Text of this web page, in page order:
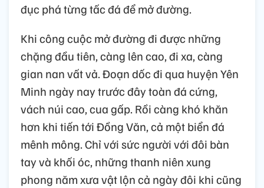
đục phá từng tấc đá để mở đường.
Khi công cuộc mở đường đi được những
chặng đầu tiên, càng lên cao, đi xa, càng
gian nan vất vả. Đoạn dốc đi qua huyện Yên
Minh ngày nay trước đây toàn đá cứng,
vách núi cao, cua gấp. Rồi càng khó khăn
hơn khi tiến tới Đồng Văn, cả một biển đá
mênh mông. Chỉ với sức người với đôi bàn
tay và khối óc, những thanh niên xung
phong năm xưa vật lộn cả ngày đôi khi cũng